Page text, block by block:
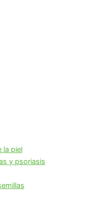
la piel
y psoriasis